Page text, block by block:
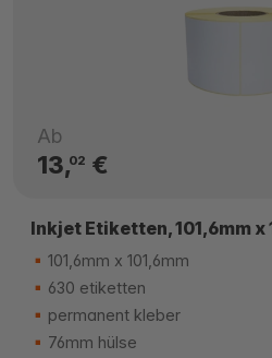
Ab
13,02 €
Inkjet Etiketten, 101,6mm x
101,6mm x 101,6mm
630 etiketten
permanent kleber
76mm hülse